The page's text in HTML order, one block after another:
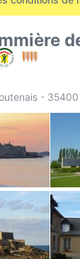
- 35400